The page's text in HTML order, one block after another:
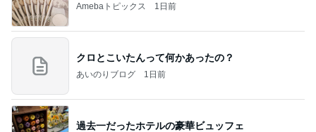
Amebaトピックス 1日前
クロとこいたんって何かあったの？
あいのりブログ 1日前
過去一だったホテルの豪華ビュッフェ